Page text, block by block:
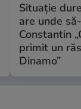
Situație
are unde
Constantin
primit un
Dinamo”